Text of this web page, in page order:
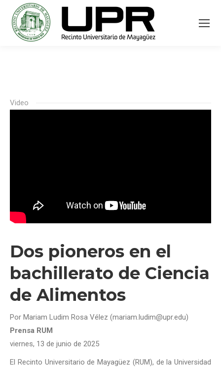
Video
Dos pioneros en el
bachillerato de Ciencia
de Alimentos
Por Mariam Ludim Rosa Vélez (mariam.ludim@upr.edu)
Prensa RUM
viernes, 13 de junio de 2025
El Recinto Universitario de Mayagüez (RUM), de la Universidad